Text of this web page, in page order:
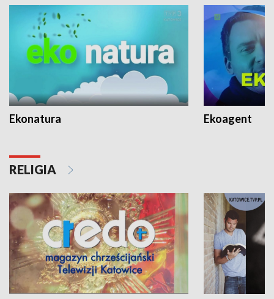
Ekonatura Ekoagent
RELIGIA